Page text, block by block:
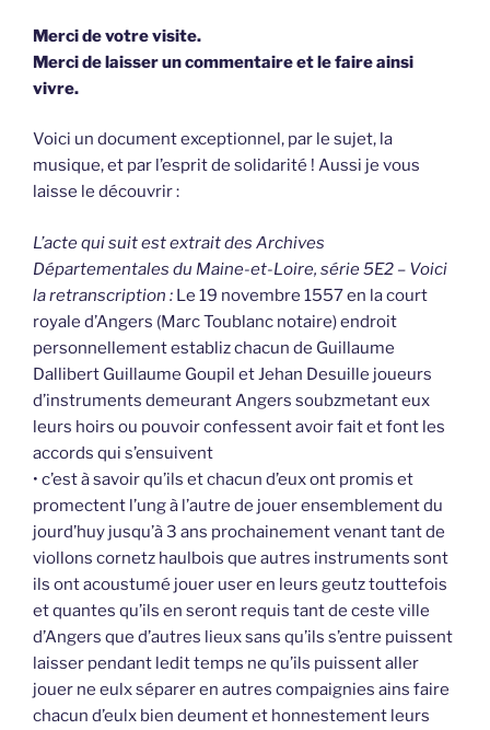
Merci de votre visite.
Merci de laisser un commentaire et le faire ainsi
vivre.
Voici un document exceptionnel, par le sujet, la
musique, et par l’esprit de solidarité ! Aussi je vous
laisse le découvrir :
L’acte qui suit est extrait des Archives
Départementales du Maine-et-Loire, série 5E2 – Voici
la retranscription : Le 19 novembre 1557 en la court
royale d’Angers (Marc Toublanc notaire) endroit
personnellement establiz chacun de Guillaume
Dallibert Guillaume Goupil et Jehan Desuille joueurs
d’instruments demeurant Angers soubzmetant eux
leurs hoirs ou pouvoir confessent avoir fait et font les
accords qui s’ensuivent
• c’est à savoir qu’ils et chacun d’eux ont promis et
promectent l’ung à l’autre de jouer ensemblement du
jourd’huy jusqu’à 3 ans prochainement venant tant de
viollons cornetz haulbois que autres instruments sont
ils ont acoustumé jouer user en leurs geutz touttefois
et quantes qu’ils en seront requis tant de ceste ville
d’Angers que d’autres lieux sans qu’ils s’entre puissent
laisser pendant ledit temps ne qu’ils puissent aller
jouer ne eulx séparer en autres compaignies ains faire
chacun d’eulx bien deument et honnestement leurs